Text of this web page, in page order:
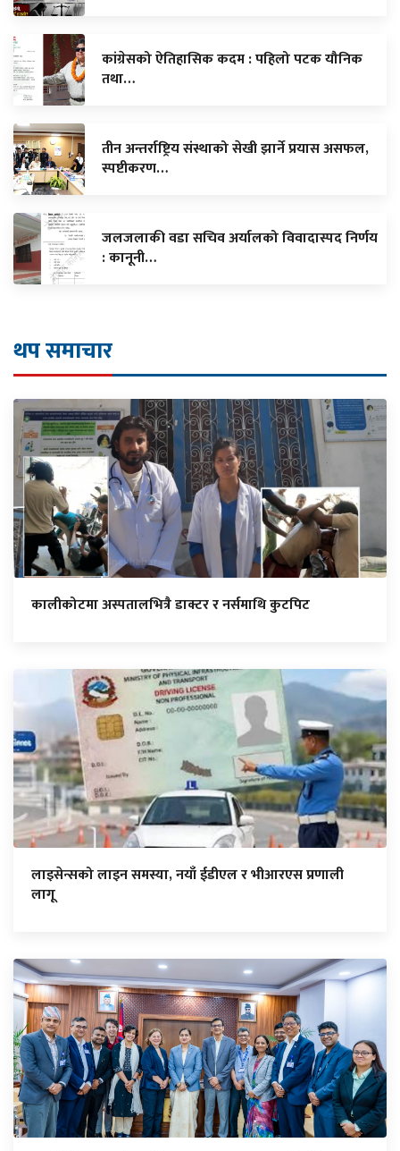
कांग्रेसको ऐतिहासिक कदम : पहिलो पटक यौनिक
तथा…
तीन अन्तर्राष्ट्रिय संस्थाको सेखी झार्ने प्रयास असफल,
स्पष्टीकरण…
जलजलाकी वडा सचिव अर्यालको विवादास्पद निर्णय
: कानूनी…
थप समाचार
कालीकोटमा अस्पतालभित्रै डाक्टर र नर्समाथि कुटपिट
लाइसेन्सको लाइन समस्या, नयाँ ईडीएल र भीआरएस प्रणाली
लागू